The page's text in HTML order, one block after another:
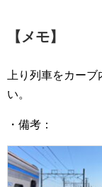
【メモ】
上り列車をカー
い。
・備考：